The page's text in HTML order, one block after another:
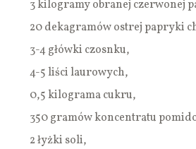
3 kilogramy obranej czerwonej
20 dekagramów ostrej papryki
3-4 główki czosnku,
4-5 liści laurowych,
0,5 kilograma cukru,
350 gramów koncentratu
2 łyżki soli,